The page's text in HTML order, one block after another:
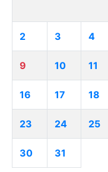
2 3 4
9 10 11
16 17 18
23 24 25
30 31